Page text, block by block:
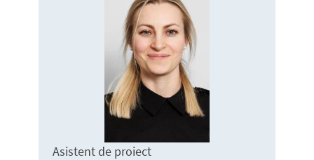
Asistent de proiect